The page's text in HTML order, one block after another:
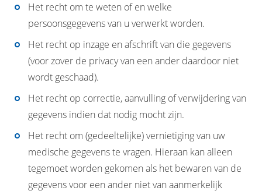
Het recht om te weten of en welke
persoonsgegevens van u verwerkt worden.
Het recht op inzage en afschrift van die gegevens
(voor zover de privacy van een ander daardoor niet
wordt geschaad).
Het recht op correctie, aanvulling of verwijdering van
gegevens indien dat nodig mocht zijn.
Het recht om (gedeeltelijke) vernietiging van uw
medische gegevens te vragen. Hieraan kan alleen
tegemoet worden gekomen als het bewaren van de
gegevens voor een ander niet van aanmerkelijk